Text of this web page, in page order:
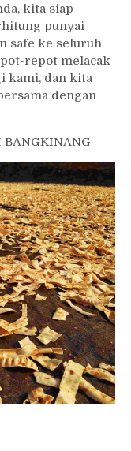
kita siap
punyai
safe ke seluruh
repot melacak
kami, dan kita
dengan
BANGKINANG